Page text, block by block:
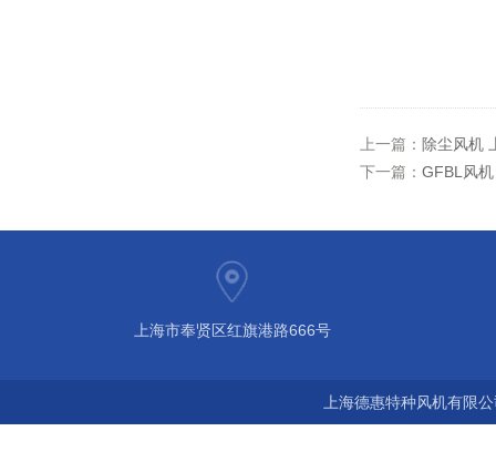
上一篇： 除尘风机
下一篇： GFBL风
上海市奉贤区红旗港路666号
上海德惠特种风机有限